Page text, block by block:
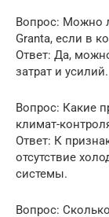
Вопрос: Можно
Granta, если в
Ответ: Да,
затрат и усилий.
Вопрос: Какие
климат-
Ответ: К
отсутствие
системы.
Вопрос: